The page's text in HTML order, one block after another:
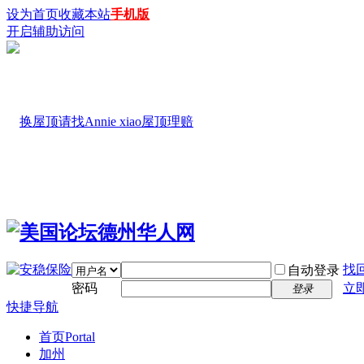
设为首页收藏本站手机版
开启辅助访问
自动登录 找
密码
登录
立
快捷导航
首页Portal
加州